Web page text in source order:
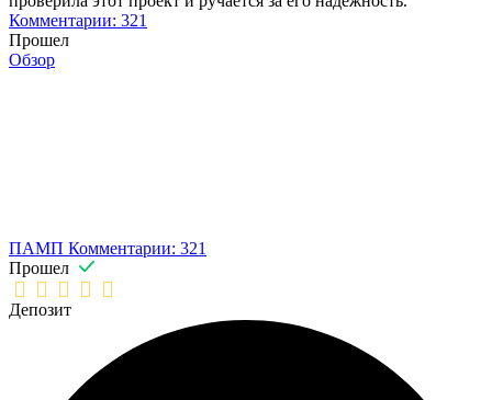
Комментарии: 321
Прошел
Обзор
ПАМП Комментарии: 321
Прошел
Депозит